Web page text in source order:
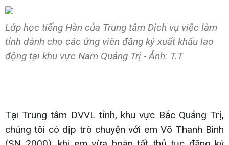
Lớp học tiếng Hàn của Trung tâm Dịch vụ việc làm
tỉnh dành cho các ứng viên đăng ký xuất khẩu lao
động tại khu vực Nam Quảng Trị - Ảnh: T.T
Tại Trung tâm DVVL tỉnh, khu vực Bắc Quảng Trị,
chúng tôi có dịp trò chuyện với em Võ Thanh Bình